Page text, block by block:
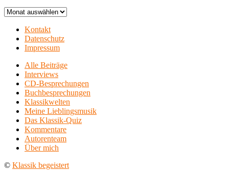
Archiv
Kontakt
Datenschutz
Impressum
Alle Beiträge
Interviews
CD-Besprechungen
Buchbesprechungen
Klassikwelten
Meine Lieblingsmusik
Das Klassik-Quiz
Kommentare
Autorenteam
Über mich
© Klassik begeistert